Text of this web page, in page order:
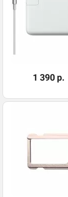
1 390 р.